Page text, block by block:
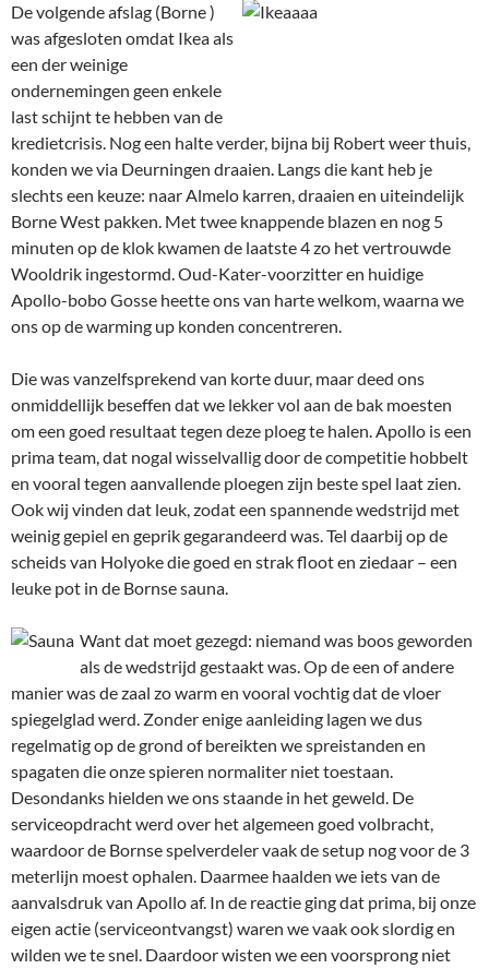
De volgende afslag (Borne)
was afgesloten omdat Ikea als
een der weinige
ondernemingen geen enkele
last schijnt te hebben van de
kredietcrisis. Nog een halte verder, bijna bij Robert weer thuis,
konden we via Deurningen draaien. Langs die kant heb je
slechts een keuze: naar Almelo karren, draaien en uiteindelijk
Borne West pakken. Met twee knappende blazen en nog 5
minuten op de klok kwamen de laatste 4 zo het vertrouwde
Wooldrik ingestormd. Oud-Kater-voorzitter en huidige
Apollo-bobo Gosse heette ons van harte welkom, waarna we
ons op de warming up konden concentreren.
Die was vanzelfsprekend van korte duur, maar deed ons
onmiddellijk beseffen dat we lekker vol aan de bak moesten
om een goed resultaat tegen deze ploeg te halen. Apollo is een
prima team, dat nogal wisselvallig door de competitie hobbelt
en vooral tegen aanvallende ploegen zijn beste spel laat zien.
Ook wij vinden dat leuk, zodat een spannende wedstrijd met
weinig gepiel en geprik gegarandeerd was. Tel daarbij op de
scheids van Holyoke die goed en strak floot en ziedaar – een
leuke pot in de Bornse sauna.
Want dat moet gezegd: niemand was boos geworden
als de wedstrijd gestaakt was. Op de een of andere
manier was de zaal zo warm en vooral vochtig dat de vloer
spiegelglad werd. Zonder enige aanleiding lagen we dus
regelmatig op de grond of bereikten we spreistanden en
spagaten die onze spieren normaliter niet toestaan.
Desondanks hielden we ons staande in het geweld. De
serviceopdracht werd over het algemeen goed volbracht,
waardoor de Bornse spelverdeler vaak de setup nog voor de 3
meterlijn moest ophalen. Daarmee haalden we iets van de
aanvalsdruk van Apollo af. In de reactie ging dat prima, bij onze
eigen actie (serviceontvangst) waren we vaak ook slordig en
wilden we te snel. Daardoor wisten we een voorsprong niet